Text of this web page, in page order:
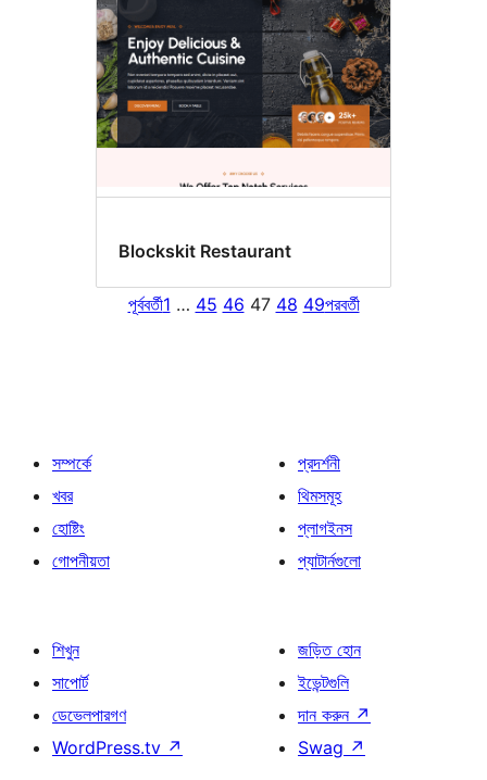
Blockskit Restaurant
পূর্ববর্তী1 … 45 46 47 48 49পরবর্তী
সম্পর্কে
খবর
হোষ্টিং
গোপনীয়তা
প্রদর্শনী
থিমসমূহ
প্লাগইনস
প্যাটার্নগুলো
শিখুন
সাপোর্ট
ডেভেলপারগণ
WordPress.tv ↗
জড়িত হোন
ইভেন্টগুলি
দান করুন ↗
Swag ↗